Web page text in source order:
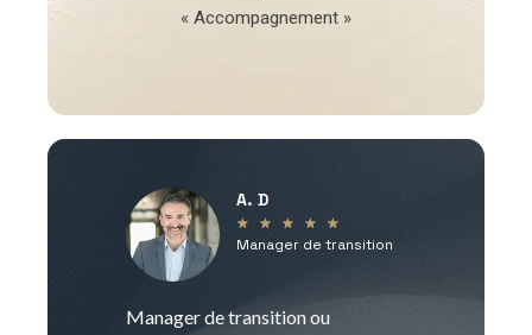
« Accompagnement »
A. D
★ ★ ★ ★ ★
Manager de transition
Manager de transition ou